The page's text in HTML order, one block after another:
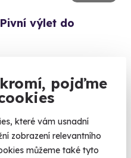
pojďme
které vám usnadní
zobrazení relevantního
můžeme také tyto
výlet do